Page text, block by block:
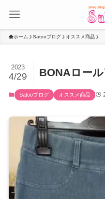
ホーム Satooブログ オススメ商品
BONAロー
2023
4/29
Satooブログ オススメ商品